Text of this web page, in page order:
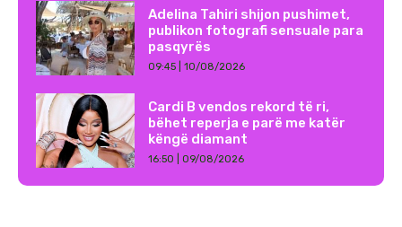
Adelina Tahiri shijon pushimet,
publikon fotografi sensuale para
pasqyrës
09:45 | 10/08/2026
Cardi B vendos rekord të ri,
bëhet reperja e parë me katër
këngë diamant
16:50 | 09/08/2026